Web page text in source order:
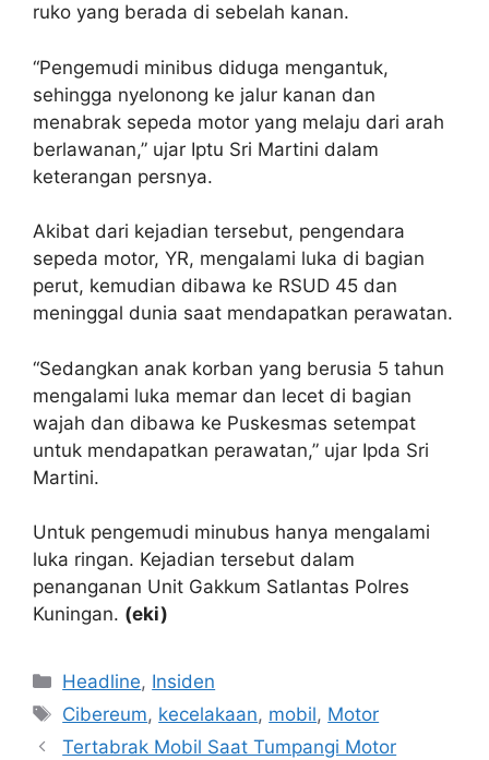
ruko yang berada di sebelah kanan.
“Pengemudi minibus diduga mengantuk,
sehingga nyelonong ke jalur kanan dan
menabrak sepeda motor yang melaju dari arah
berlawanan,” ujar Iptu Sri Martini dalam
keterangan persnya.
Akibat dari kejadian tersebut, pengendara
sepeda motor, YR, mengalami luka di bagian
perut, kemudian dibawa ke RSUD 45 dan
meninggal dunia saat mendapatkan perawatan.
“Sedangkan anak korban yang berusia 5 tahun
mengalami luka memar dan lecet di bagian
wajah dan dibawa ke Puskesmas setempat
untuk mendapatkan perawatan,” ujar Ipda Sri
Martini.
Untuk pengemudi minubus hanya mengalami
luka ringan. Kejadian tersebut dalam
penanganan Unit Gakkum Satlantas Polres
Kuningan. (eki)
Kategori
Headline, Insiden
Tag
Cibereum, kecelakaan, mobil, Motor
Tertabrak Mobil Saat Tumpangi Motor